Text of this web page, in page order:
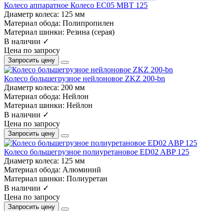
Колесо аппаратное Колесо EC05 MBT 125
Диаметр колеса: 125 мм
Материал обода: Полипропилен
Материал шинки: Резина (серая)
В наличии ✓
Цена по запросу
Запросить цену
Колесо большегрузное нейлоновое ZKZ 200-bn
Диаметр колеса: 200 мм
Материал обода: Нейлон
Материал шинки: Нейлон
В наличии ✓
Цена по запросу
Запросить цену
Колесо большегрузное полиуретановое ED02 ABP 125
Диаметр колеса: 125 мм
Материал обода: Алюминий
Материал шинки: Полиуретан
В наличии ✓
Цена по запросу
Запросить цену